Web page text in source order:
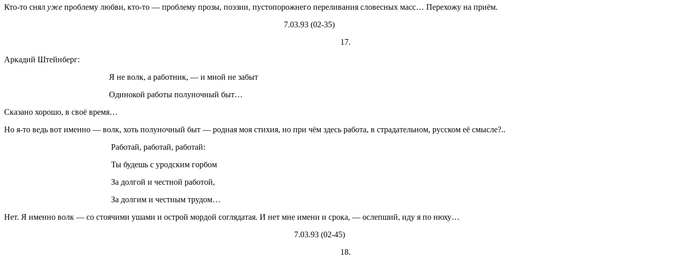
Кто-то снял уже проблему любви, кто-то — проблему прозы, поэзии, пустопорожнего переливания словесных масс… Перехожу на приём.
7.03.93 (02-35)
17.
Аркадий Штейнберг:
Я не волк, а работник, — и мной не забыт
Одинокой работы полуночный быт…
Сказано хорошо, в своё время…
Но я-то ведь вот именно — волк, хоть полуночный быт — родная моя стихия, но при чём здесь работа, в страдательном, русском её смысле?..
Работай, работай, работай:
Ты будешь с уродским горбом
За долгой и честной работой,
За долгим и честным трудом…
Нет. Я именно волк — со стоячими ушами и острой мордой соглядатая. И нет мне имени и срока, — ослепший, иду я по нюху…
7.03.93 (02-45)
18.